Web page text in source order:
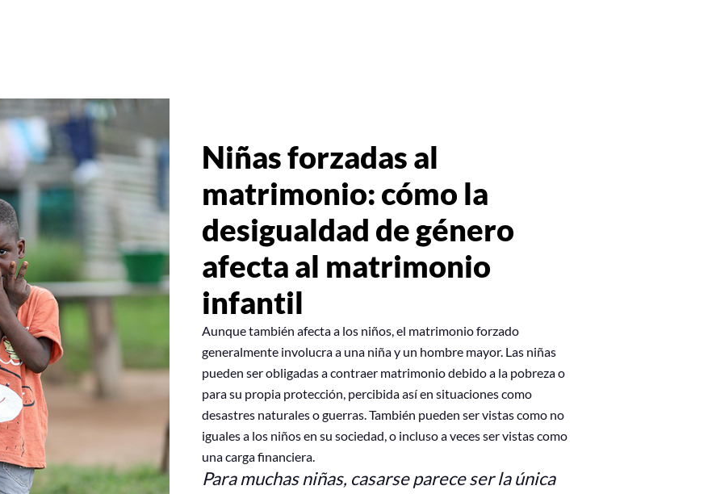
Niñas forzadas al
matrimonio: cómo la
desigualdad de género
afecta al matrimonio
infantil
Aunque también afecta a los niños, el matrimonio forzado
generalmente involucra a una niña y un hombre mayor. Las niñas
pueden ser obligadas a contraer matrimonio debido a la pobreza o
para su propia protección, percibida así en situaciones como
desastres naturales o guerras. También pueden ser vistas como no
iguales a los niños en su sociedad, o incluso a veces ser vistas como
una carga financiera.
Para muchas niñas, casarse parece ser la única